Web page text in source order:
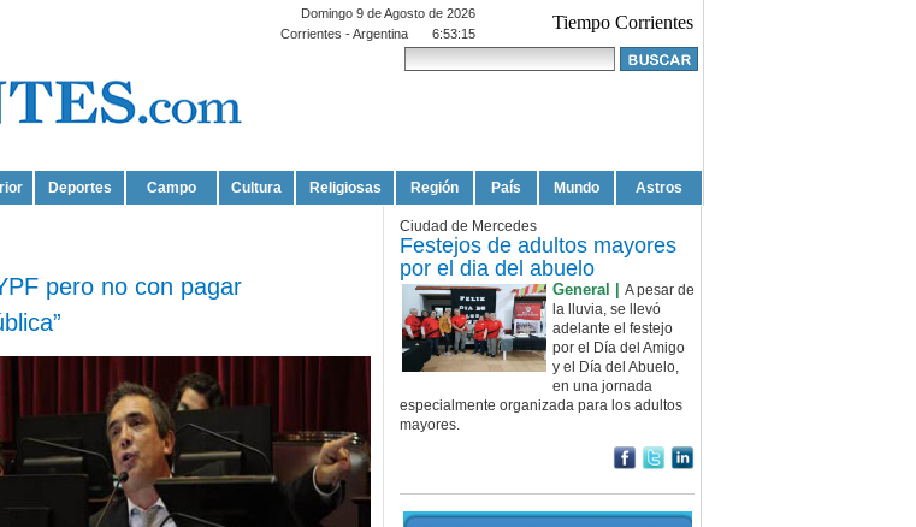
Domingo 9 de Agosto de 2026
Corrientes - Argentina
6:53:15
Tiempo Corrientes
Deportes Campo Cultura Religiosas Región País Mundo Astros
pero no con pagar
Ciudad de Mercedes
Festejos de adultos mayores
por el dia del abuelo
General | A pesar de
la lluvia, se llevó
adelante el festejo
por el Día del Amigo
y el Día del Abuelo,
en una jornada
especialmente organizada para los adultos
mayores.